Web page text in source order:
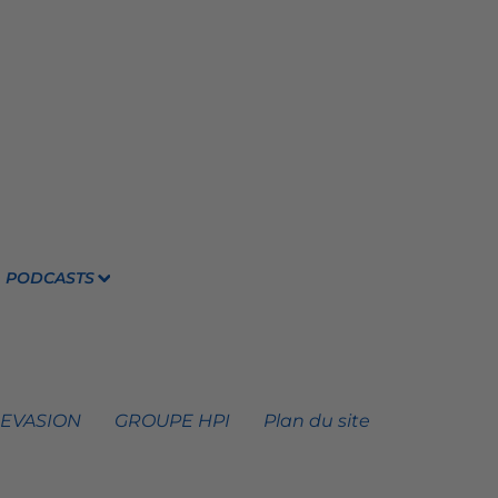
PODCASTS
GROUPE HPI Plan du site